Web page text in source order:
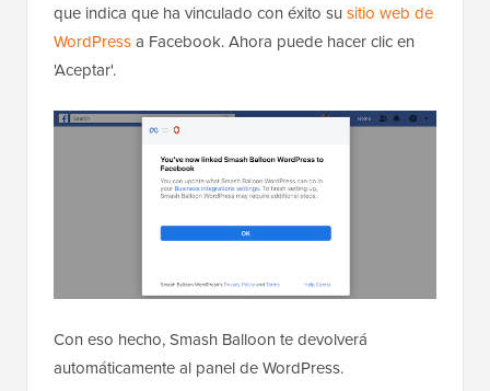
que indica que ha vinculado con éxito su sitio web de
WordPressa Facebook. Ahora puede hacer clic en
'Aceptar'.
Con eso hecho, Smash Balloon te devolverá
automáticamente al panel de WordPress.